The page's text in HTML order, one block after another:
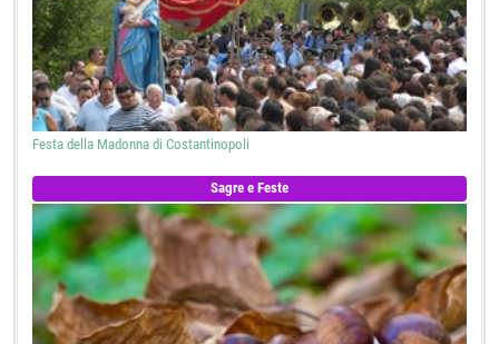
Festa della Madonna di Costantinopoli
Sagre e Feste